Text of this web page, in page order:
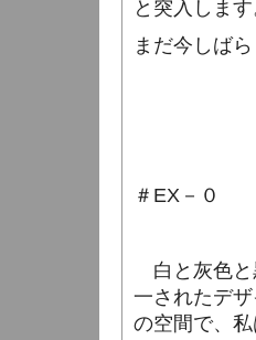
と突入します
まだ今しば
＃ EX －０
白と灰色と
一されたデ
の空間で、